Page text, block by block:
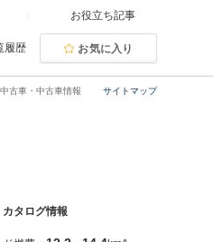
お役立ち記事
履歴 お気に入り
サイトマップ
古車・中古車情報
タログ情報